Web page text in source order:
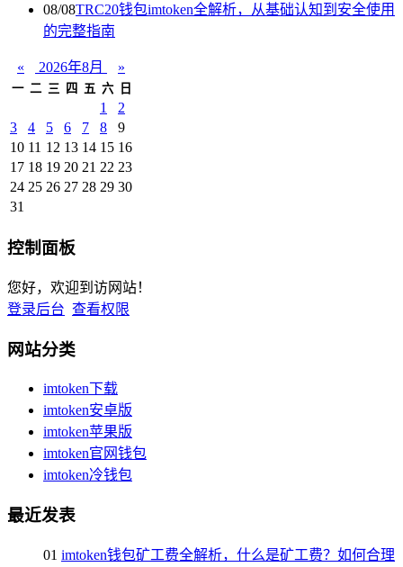
08/08TRC20钱包imtoken全解析，从基础认知到安全使用
的完整指南
« 2026年8月 »
一 二 三 四 五 六 日
1
2
3
4 5 6 7 8
9
10 11 12 13 14 15 16
17 18 19 20 21 22 23
24 25 26 27 28 29 30
31
控制面板
您好，欢迎到访网站！
登录后台 查看权限
网站分类
imtoken下载
imtoken安卓版
imtoken苹果版
imtoken官网钱包
imtoken冷钱包
最近发表
01 imtoken钱包矿工费全解析，什么是矿工费？如何合理